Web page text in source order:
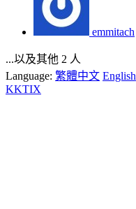
emmitach
...以及其他 2 人
Language: 繁體中文 English
KKTIX